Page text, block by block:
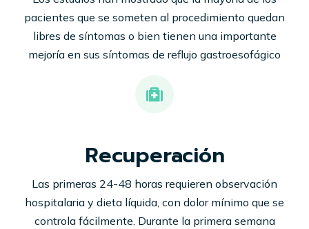
pacientes que se someten al procedimiento quedan
libres de síntomas o bien tienen una importante
mejoría en sus síntomas de reflujo gastroesofágico
Recuperación
Las primeras 24-48 horas requieren observación
hospitalaria y dieta líquida, con dolor mínimo que se
controla fácilmente. Durante la primera semana